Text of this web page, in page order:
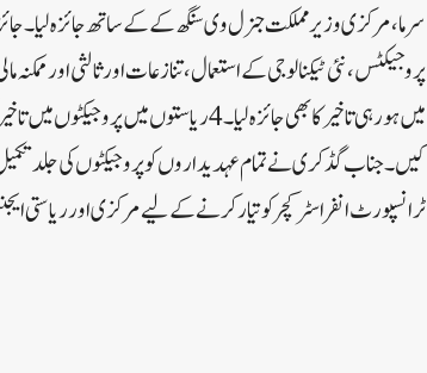
سرما، مرکزی وزیر مملکت جنرل وی سنگھ کے کے ساتھ جائزہ
پروجیکٹس، نئی ٹیکنالوجی کے استعمال، تنازعات اور ثالثی اور
میں ہورہی تاخیر کا بھی جائزہ لیا۔ 4
کیں۔ جناب گڈکری نے تمام عہدیداروں کو پروجیکٹوں کی جلد
ٹرانسپورٹ انفراسٹرکچر کو تیار کرنے کے لیے مرکزی اور